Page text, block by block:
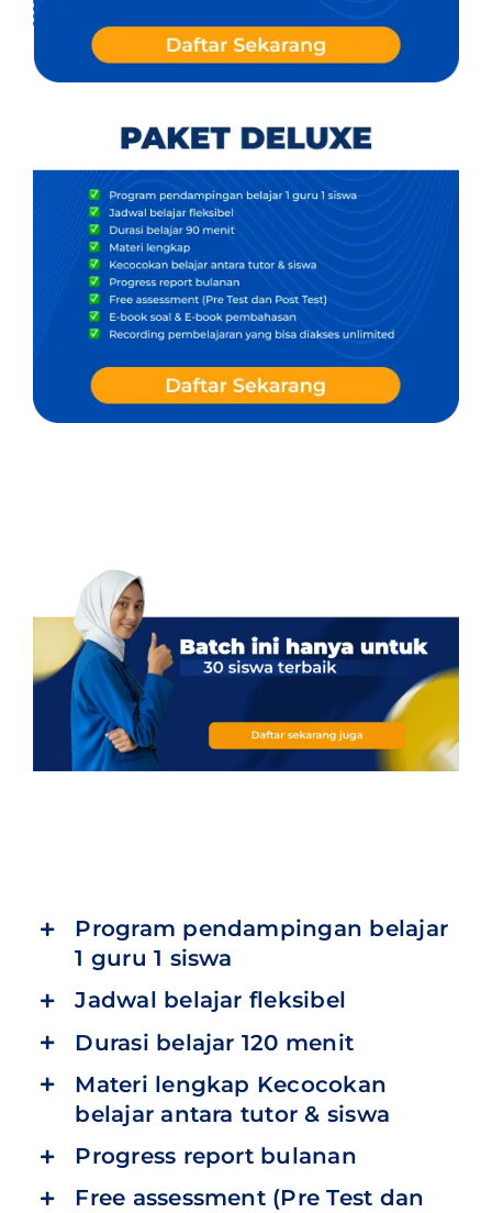
Program pendampingan belajar
1 guru 1 siswa
Jadwal belajar fleksibel
Durasi belajar 120 menit
Materi lengkap Kecocokan
belajar antara tutor & siswa
Progress report bulanan
Free assessment (Pre Test dan